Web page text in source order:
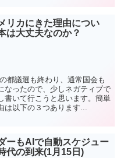
リカにきた理由につい
は大丈夫なのか？
都議選も終わり、通常国会も
なったので、少しネガティブで
書いて行こうと思います。簡単
は以下の３つあります...
ーもAIで自動スケジュー
代の到来(1月15日)